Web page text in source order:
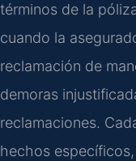
términos de la
cuando la
reclamación de
demoras
reclamaciones.
hechos